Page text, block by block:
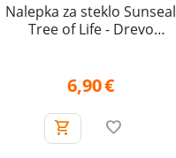
Nalepka za steklo Sunseal
Tree of Life - Drevo
6,90€